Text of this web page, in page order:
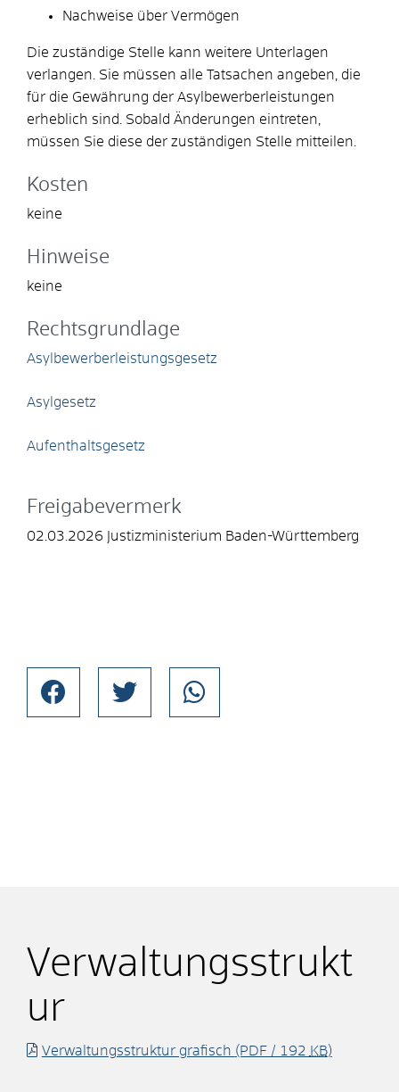
Nachweise über Vermögen
Die zuständige Stelle kann weitere Unterlagen
verlangen. Sie müssen alle Tatsachen angeben, die
für die Gewährung der Asylbewerberleistungen
erheblich sind. Sobald Änderungen eintreten,
müssen Sie diese der zuständigen Stelle mitteilen.
Kosten
keine
Hinweise
keine
Rechtsgrundlage
Asylbewerberleistungsgesetz
Asylgesetz
Aufenthaltsgesetz
Freigabevermerk
02.03.2026 Justizministerium Baden-Württemberg
Verwaltungsstrukt
ur
Verwaltungsstruktur grafisch (PDF / 192 KB)